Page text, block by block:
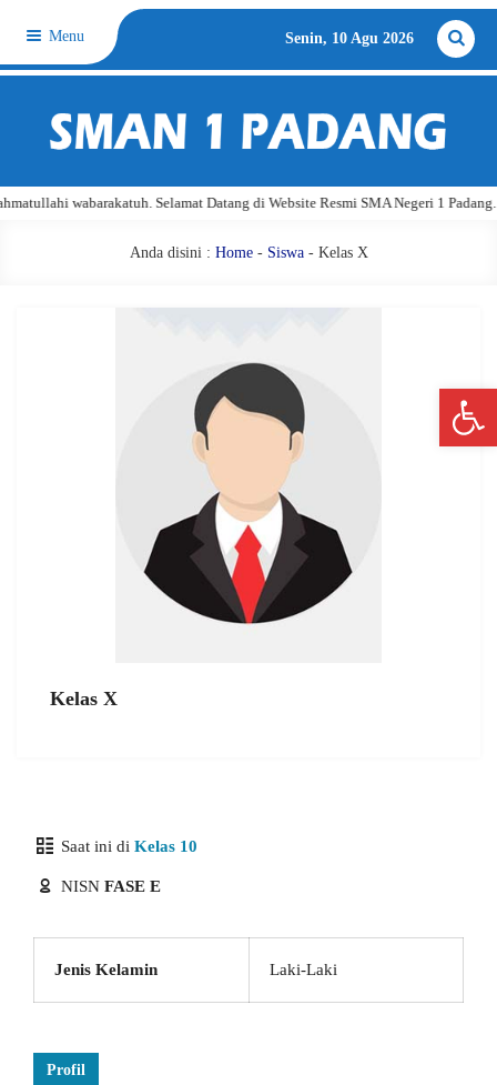
Menu Senin, 10 Agu 2026
wabarakatuh. Selamat Datang di Website Resmi SMA Negeri 1 Padang.
Anda disini : Home- Siswa- Kelas X
Kelas X
Saat ini di Kelas 10
NISN FASE E
Jenis Kelamin Laki-Laki
Profil